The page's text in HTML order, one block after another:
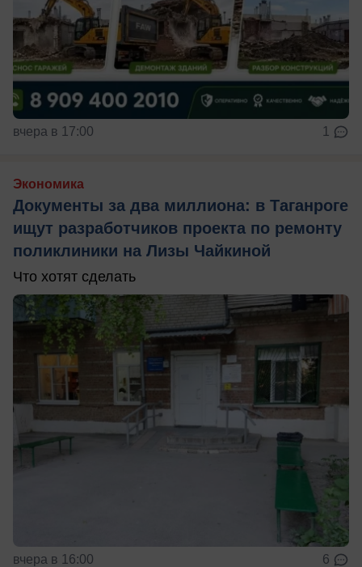
вчера в 17:00 1
Экономика
Документы за два миллиона: в Таганроге
ищут разработчиков проекта по ремонту
поликлиники на Лизы Чайкиной
Что хотят сделать
вчера в 16:00 6